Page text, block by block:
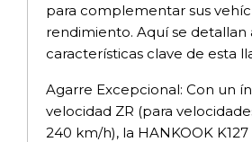
para complementar sus
rendimiento. Aquí se detallan
características clave de esta
Agarre Excepcional: Con un
velocidad ZR (para
240 km/h), la HANKOOK